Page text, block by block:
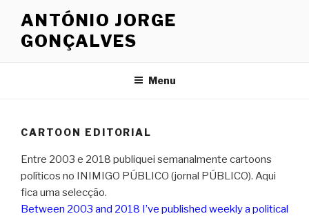
ANTÓNIO JORGE
GONÇALVES
Menu
CARTOON EDITORIAL
Entre 2003 e 2018 publiquei semanalmente cartoons
políticos no INIMIGO PÚBLICO (jornal PÚBLICO). Aqui
fica uma selecção.
Between 2003 and 2018 I’ve published weekly a political